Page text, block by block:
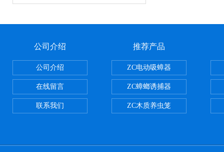
公司介绍
公司介绍
在线留言
联系我们
推荐产品
ZC电动吸蟑器
ZC蟑螂诱捕器
ZC木质养虫笼